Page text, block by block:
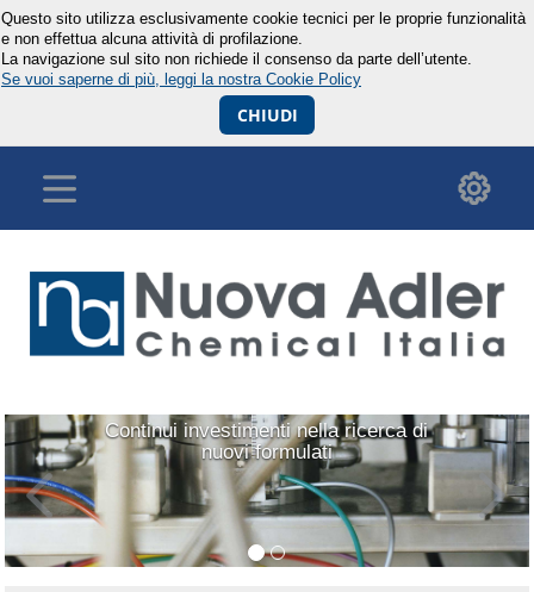
Questo sito utilizza esclusivamente cookie tecnici per le proprie funzionalità
e non effettua alcuna attività di profilazione.
La navigazione sul sito non richiede il consenso da parte dell’utente.
Se vuoi saperne di più, leggi la nostra Cookie Policy
CHIUDI
Continui investimenti nella ricerca di
nuovi formulati
Precedente